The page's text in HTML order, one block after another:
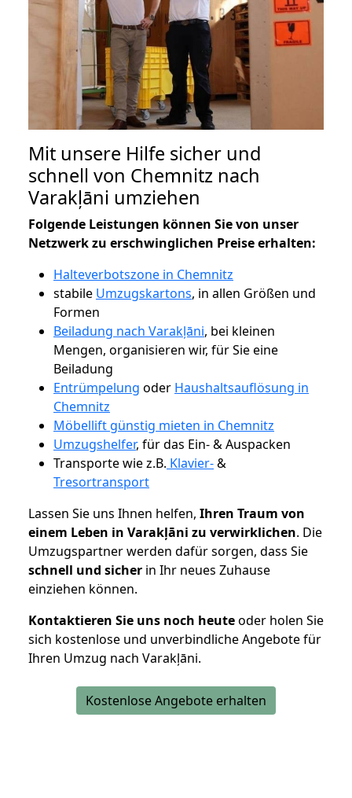
Mit unsere Hilfe sicher und
schnell von Chemnitz nach
Varakļāni umziehen
Folgende Leistungen können Sie von unser
Netzwerk zu erschwinglichen Preise erhalten:
Halteverbotszone in Chemnitz
stabile Umzugskartons, in allen Größen und
Formen
Beiladung nach Varakļāni, bei kleinen
Mengen, organisieren wir, für Sie eine
Beiladung
Entrümpelung oder Haushaltsauflösung in
Chemnitz
Möbellift günstig mieten in Chemnitz
Umzugshelfer, für das Ein- & Auspacken
Transporte wie z.B. Klavier-&
Tresortransport
Lassen Sie uns Ihnen helfen, Ihren Traum von
einem Leben in Varakļāni zu verwirklichen. Die
Umzugspartner werden dafür sorgen, dass Sie
schnell und sicher in Ihr neues Zuhause
einziehen können.
Kontaktieren Sie uns noch heuteoder holen Sie
sich kostenlose und unverbindliche Angebote für
Ihren Umzug nach Varakļāni.
Kostenlose Angebote erhalten